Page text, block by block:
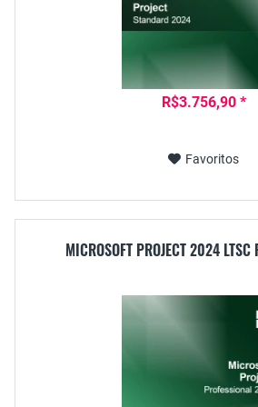
R$3.756,90 *
Favoritos
MICROSOFT PROJECT 2024 LTSC